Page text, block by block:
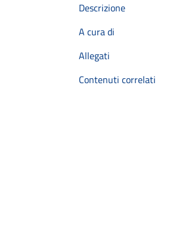
Descrizione
A cura di
Allegati
Contenuti correlati